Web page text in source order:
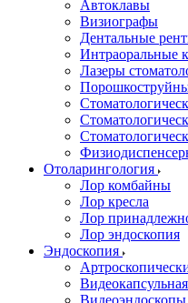
Автоклавы
Визиографы
Дентальные
Интраоральные
Лазеры
Отоларингология
Лор комбайны
Лор кресла
Лор
Лор эндоскопия
Эндоскопия
Видеоэндоскопы